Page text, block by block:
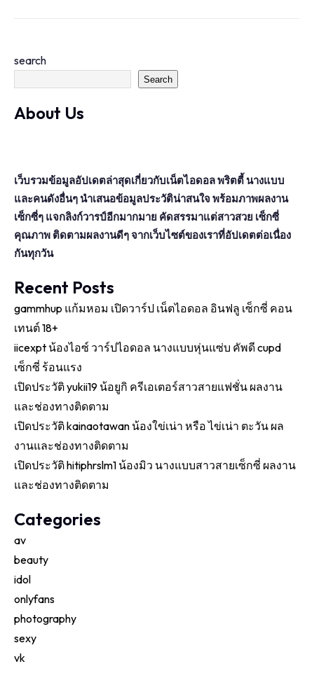
search
Search
About Us
เว็บรวมข้อมูลอัปเดตล่าสุดเกี่ยวกับเน็ตไอดอล พริตตี้ นางแบบ
และคนดังอื่นๆ นำเสนอข้อมูลประวัติน่าสนใจ พร้อมภาพผลงาน
เซ็กซี่ๆ แจกลิงก์วารป์อีกมากมาย คัดสรรมาแต่สาวสวย เซ็กซี่
คุณภาพ ติดตามผลงานดีๆ จากเว็บไซต์ของเราที่อัปเดตต่อเนื่อง
กันทุกวัน
Recent Posts
gammhup แก้มหอม เปิดวาร์ป เน็ตไอดอล อินฟลู เซ็กซี่ คอน
เทนต์ 18+
iicexpt น้องไอซ์ วาร์ปไอดอล นางแบบหุ่นแซ่บ คัพดี cupd
เซ็กซี่ ร้อนแรง
เปิดประวัติ yukii19 น้อยูกิ ครีเอเตอร์สาวสายแฟชั่น ผลงาน
และช่องทางติดตาม
เปิดประวัติ kainaotawan น้องใข่เน่า หรือ ไข่เน่า ตะวัน ผล
งานและช่องทางติดตาม
เปิดประวัติ hitiphrslm1 น้องมิว นางแบบสาวสายเซ็กซี่ ผลงาน
และช่องทางติดตาม
Categories
av
beauty
idol
onlyfans
photography
sexy
vk